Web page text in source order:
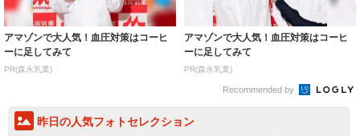
アマゾンで大人気！血圧対策はコーヒ
ーに足してみて
PR(森永乳業)
アマゾンで大人気！血圧対策はコーヒ
ーに足してみて
PR(森永乳業)
Recommended by
昨日の人気フォトセレクション